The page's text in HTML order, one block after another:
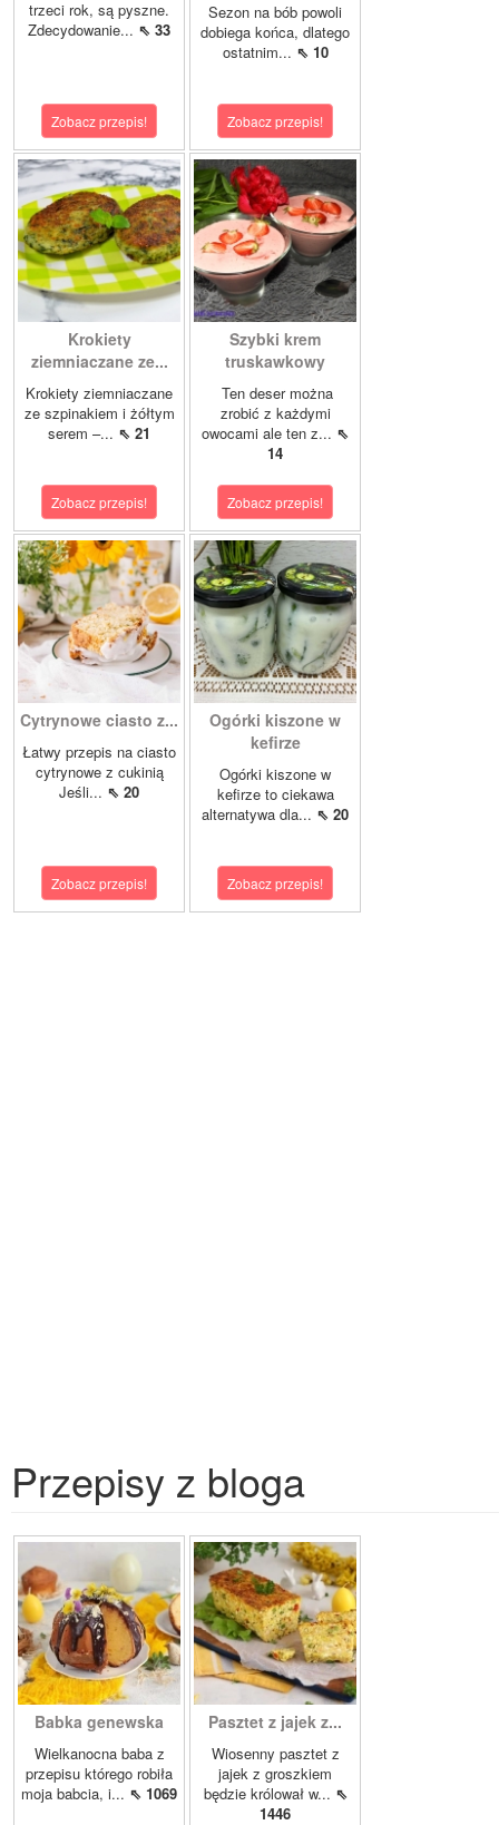
trzeci rok, są pyszne.
Zdecydowanie... ⇖ 33
Zobacz przepis!
Sezon na bób powoli
dobiega końca, dlatego
ostatnim... ⇖ 10
Zobacz przepis!
Krokiety
ziemniaczane ze...
Krokiety ziemniaczane
ze szpinakiem i żółtym
serem –... ⇖ 21
Zobacz przepis!
Szybki krem
truskawkowy
Ten deser można
zrobić z każdymi
owocami ale ten z... ⇖
14
Zobacz przepis!
Cytrynowe ciasto z...
Łatwy przepis na ciasto
cytrynowe z cukinią
Jeśli... ⇖ 20
Zobacz przepis!
Ogórki kiszone w
kefirze
Ogórki kiszone w
kefirze to ciekawa
alternatywa dla... ⇖ 20
Zobacz przepis!
Przepisy z bloga
Babka genewska
Wielkanocna baba z
przepisu którego robiła
moja babcia, i... ⇖ 1069
Pasztet z jajek z...
Wiosenny pasztet z
jajek z groszkiem
będzie królował w... ⇖
1446